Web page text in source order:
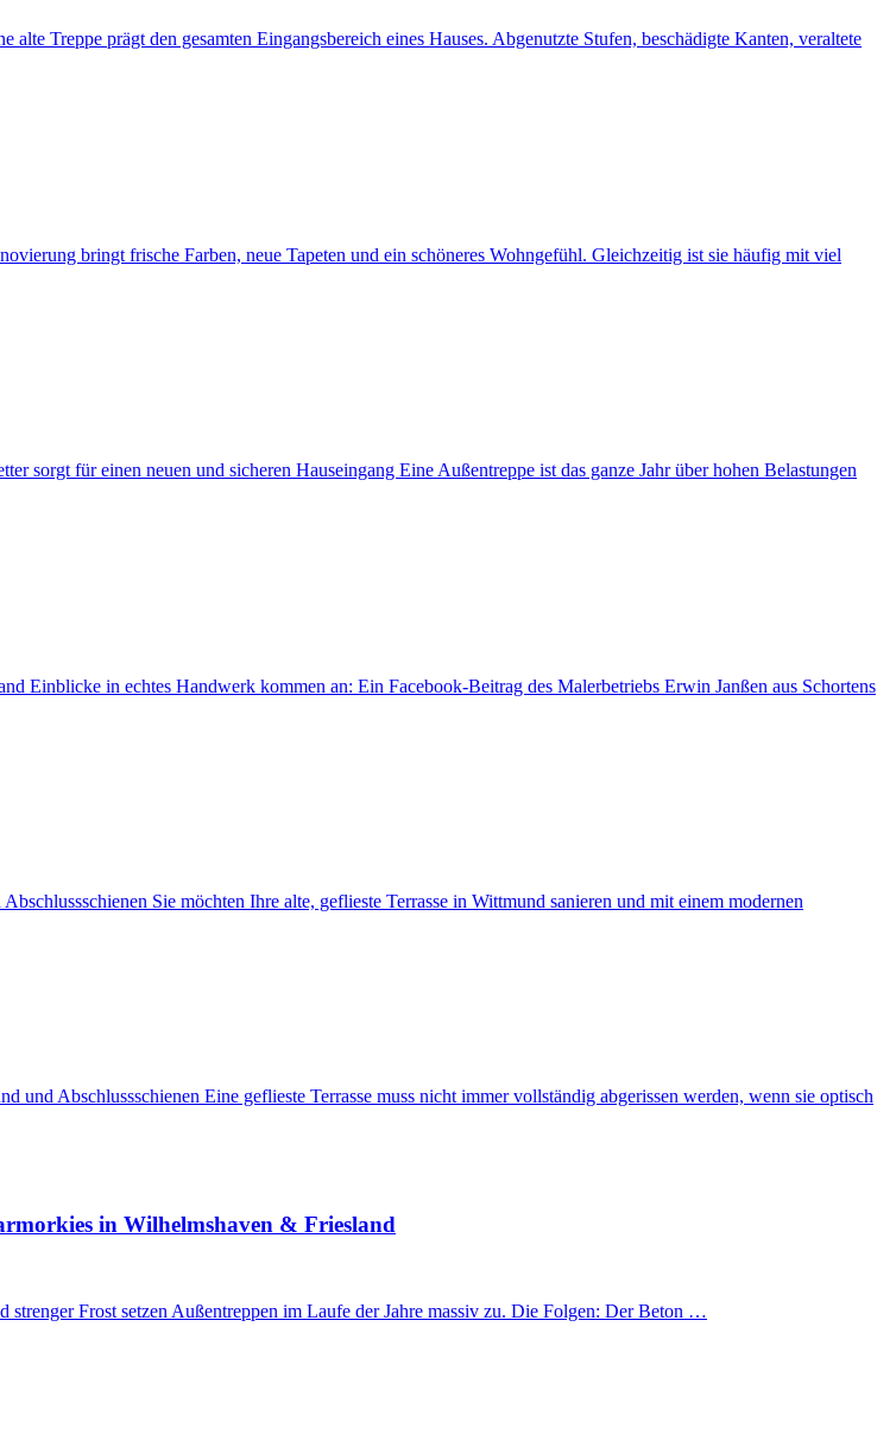
Treppe prägt den gesamten Eingangsbereich eines Hauses. Abgenutzte Stufen, beschädigte Kanten, veraltete
bringt frische Farben, neue Tapeten und ein schöneres Wohngefühl. Gleichzeitig ist sie häufig mit viel
sorgt für einen neuen und sicheren Hauseingang Eine Außentreppe ist das ganze Jahr über hohen Belastungen
Einblicke in echtes Handwerk kommen an: Ein Facebook-Beitrag des Malerbetriebs Erwin Janßen aus Schortens
Sie möchten Ihre alte, geflieste Terrasse in Wittmund sanieren und mit einem modernen
Abschlussschienen Eine geflieste Terrasse muss nicht immer vollständig abgerissen werden, wenn sie optisch
in Wilhelmshaven & Friesland
Frost setzen Außentreppen im Laufe der Jahre massiv zu. Die Folgen: Der Beton …